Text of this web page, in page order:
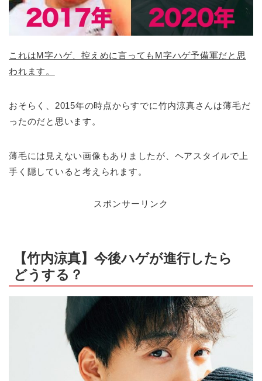
これはM字ハゲ、控えめに言ってもM字ハゲ予備軍だと思
われます。
おそらく、2015年の時点からすでに竹内涼真さんは薄毛だ
ったのだと思います。
薄毛には見えない画像もありましたが、ヘアスタイルで上
手く隠していると考えられます。
スポンサーリンク
【竹内涼真】今後ハゲが進行したら
どうする？